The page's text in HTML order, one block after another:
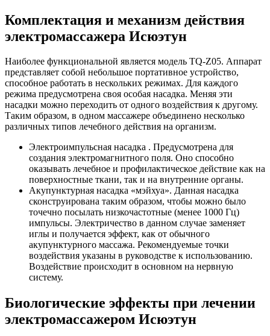
Комплектация и механизм действия
электромассажера Исюэтун
Наиболее функциональной является модель TQ-Z05. Аппарат
представляет собой небольшое портативное устройство,
способное работать в нескольких режимах. Для каждого
режима предусмотрена своя особая насадка. Меняя эти
насадки можно переходить от одного воздействия к другому.
Таким образом, в одном массажере объединено несколько
различных типов лечебного действия на организм.
Электроимпульсная насадка . Предусмотрена для
создания электромагнитного поля. Оно способно
оказывать лечебное и профилактическое действие как на
поверхностные ткани, так и на внутренние органы.
Акупунктурная насадка «мэйхуа». Данная насадка
сконструирована таким образом, чтобы можно было
точечно посылать низкочастотные (менее 1000 Гц)
импульсы. Электричество в данном случае заменяет
иглы и получается эффект, как от обычного
акупунктурного массажа. Рекомендуемые точки
воздействия указаны в руководстве к использованию.
Воздействие происходит в основном на нервную
систему.
Биологические эффекты при лечении
электромассажером Исюэтун